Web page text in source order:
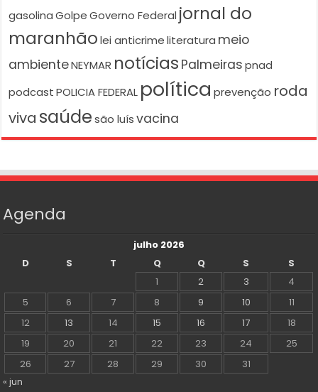
gasolina Golpe Governo Federal jornal do
maranhão lei anticrime literatura meio
ambienteNEYMAR notícias Palmeiras pnad
podcast POLICIA FEDERAL política prevenção roda
viva saúde são luís vacina
Agenda
julho 2026
D
S T Q Q S
S
1
2 3
4
5
6 7 8 9 10
11
12
13 14 15 16 17
18
19
20 21 22 23 24
25
26
27 28 29 30
31
« jun